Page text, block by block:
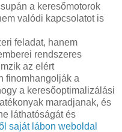
a keresőmotorok
valódi kapcsolatot is
feladat, hanem
rendszeres
az elért
finomhangolják a
a keresőoptimalizálási
maradjanak, és
láthatóságát és
saját lábon weboldal